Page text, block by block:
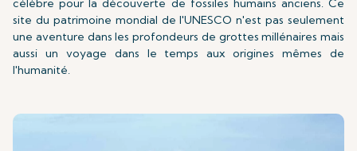
célèbre pour la découverte de fossiles humains anciens. Ce
site du patrimoine mondial de l'UNESCO n'est pas seulement
une aventure dans les profondeurs de grottes millénaires mais
aussi un voyage dans le temps aux origines mêmes de
l'humanité.